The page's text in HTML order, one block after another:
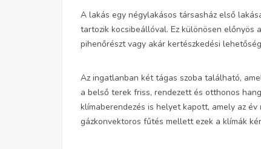
A lakás egy négylakásos társasház első
tartozik kocsibeállóval. Ez különösen előnyös
pihenőrészt vagy akár kertészkedési
Az ingatlanban két tágas szoba található,
a belső terek friss, rendezett és otthonos
klímaberendezés is helyet kapott, amely az
gázkonvektoros fűtés mellett ezek a klímák